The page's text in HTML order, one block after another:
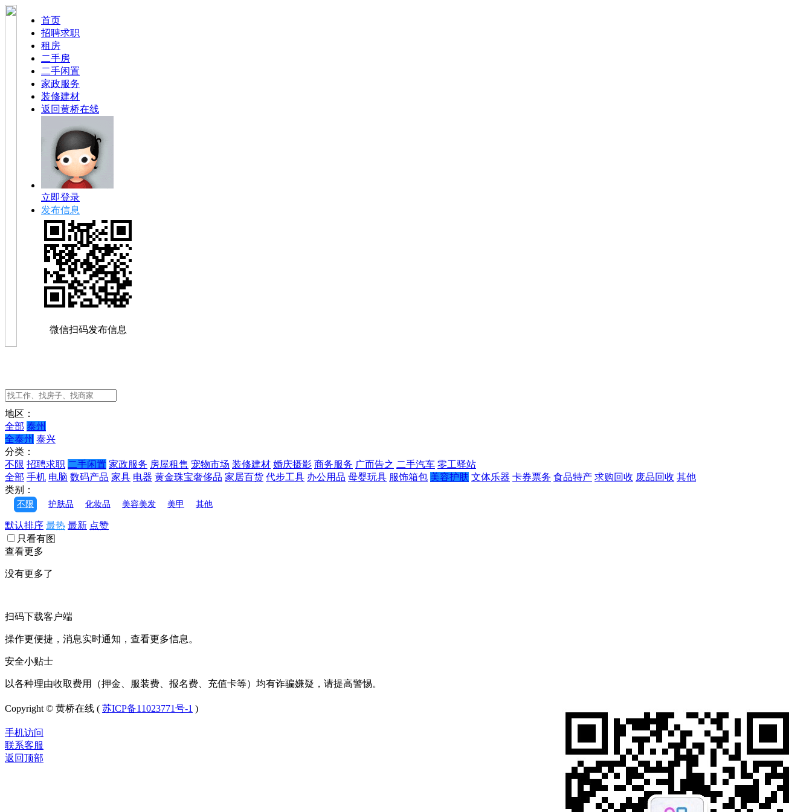
首页
招聘求职
租房
二手房
二手闲置
家政服务
装修建材
返回黄桥在线
立即登录
发布信息
微信扫码发布信息
地区：
全部 泰州
全泰州 泰兴
分类：
不限 招聘求职 二手闲置 家政服务 房屋租售 宠物市场 装修建材 婚庆摄影 商务服务 广而告之 二手汽车 零工驿站
全部 手机 电脑 数码产品 家具 电器 黄金珠宝奢侈品 家居百货 代步工具 办公用品 母婴玩具 服饰箱包 美容护肤 文体乐器 卡券票务 食品特产 求购回收 废品回收 其他
类别：
不限 护肤品 化妆品 美容美发 美甲 其他
默认排序 最热 最新 点赞
只看有图
查看更多
没有更多了
扫码下载客户端
操作更便捷，消息实时通知，查看更多信息。
安全小贴士
以各种理由收取费用（押金、服装费、报名费、充值卡等）均有诈骗嫌疑，请提高警惕。
Copyright © 黄桥在线 ( 苏ICP备11023771号-1 )
手机访问
联系客服
返回顶部